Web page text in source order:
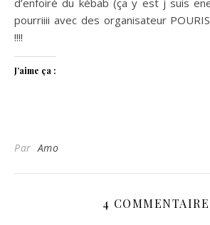
d’enfoiré du kébab (ça y est j suis
pourriiii avec des organisateur POURIS
!!!!
J’aime ça :
ParAmo
4